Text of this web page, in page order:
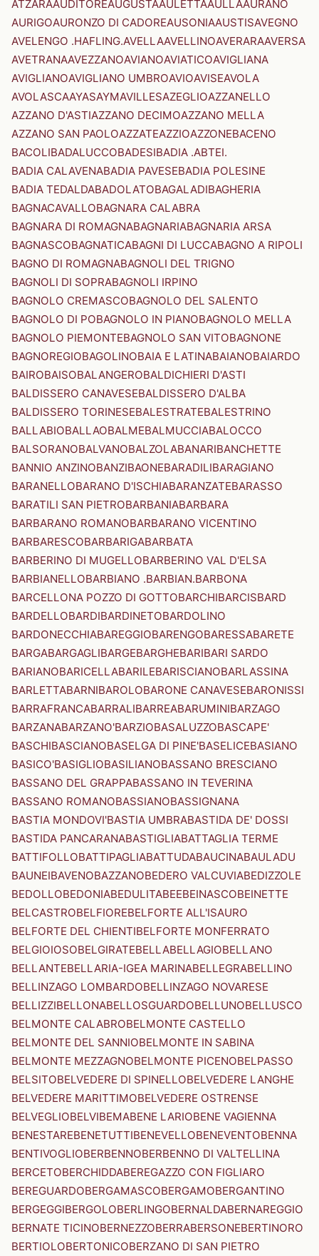
ATZARAAUDITOREAUGUSTAAULETTAAULLAAURANO
AURIGOAURONZO DI CADOREAUSONIAAUSTISAVEGNO
AVELENGO .HAFLING.AVELLAAVELLINOAVERARAAVERSA
AVETRANAAVEZZANOAVIANOAVIATICOAVIGLIANA
AVIGLIANOAVIGLIANO UMBROAVIOAVISEAVOLA
AVOLASCAAYASAYMAVILLESAZEGLIOAZZANELLO
AZZANO D'ASTIAZZANO DECIMOAZZANO MELLA
AZZANO SAN PAOLOAZZATEAZZIOAZZONEBACENO
BACOLIBADALUCCOBADESIBADIA .ABTEI.
BADIA CALAVENABADIA PAVESEBADIA POLESINE
BADIA TEDALDABADOLATOBAGALADIBAGHERIA
BAGNACAVALLOBAGNARA CALABRA
BAGNARA DI ROMAGNABAGNARIABAGNARIA ARSA
BAGNASCOBAGNATICABAGNI DI LUCCABAGNO A RIPOLI
BAGNO DI ROMAGNABAGNOLI DEL TRIGNO
BAGNOLI DI SOPRABAGNOLI IRPINO
BAGNOLO CREMASCOBAGNOLO DEL SALENTO
BAGNOLO DI POBAGNOLO IN PIANOBAGNOLO MELLA
BAGNOLO PIEMONTEBAGNOLO SAN VITOBAGNONE
BAGNOREGIOBAGOLINOBAIA E LATINABAIANOBAIARDO
BAIROBAISOBALANGEROBALDICHIERI D'ASTI
BALDISSERO CANAVESEBALDISSERO D'ALBA
BALDISSERO TORINESEBALESTRATEBALESTRINO
BALLABIOBALLAOBALMEBALMUCCIABALOCCO
BALSORANOBALVANOBALZOLABANARIBANCHETTE
BANNIO ANZINOBANZIBAONEBARADILIBARAGIANO
BARANELLOBARANO D'ISCHIABARANZATEBARASSO
BARATILI SAN PIETROBARBANIABARBARA
BARBARANO ROMANOBARBARANO VICENTINO
BARBARESCOBARBARIGABARBATA
BARBERINO DI MUGELLOBARBERINO VAL D'ELSA
BARBIANELLOBARBIANO .BARBIAN.BARBONA
BARCELLONA POZZO DI GOTTOBARCHIBARCISBARD
BARDELLOBARDIBARDINETOBARDOLINO
BARDONECCHIABAREGGIOBARENGOBARESSABARETE
BARGABARGAGLIBARGEBARGHEBARIBARI SARDO
BARIANOBARICELLABARILEBARISCIANOBARLASSINA
BARLETTABARNIBAROLOBARONE CANAVESEBARONISSI
BARRAFRANCABARRALIBARREABARUMINIBARZAGO
BARZANABARZANO'BARZIOBASALUZZOBASCAPE'
BASCHIBASCIANOBASELGA DI PINE'BASELICEBASIANO
BASICO'BASIGLIOBASILIANOBASSANO BRESCIANO
BASSANO DEL GRAPPABASSANO IN TEVERINA
BASSANO ROMANOBASSIANOBASSIGNANA
BASTIA MONDOVI'BASTIA UMBRABASTIDA DE' DOSSI
BASTIDA PANCARANABASTIGLIABATTAGLIA TERME
BATTIFOLLOBATTIPAGLIABATTUDABAUCINABAULADU
BAUNEIBAVENOBAZZANOBEDERO VALCUVIABEDIZZOLE
BEDOLLOBEDONIABEDULITABEEBEINASCOBEINETTE
BELCASTROBELFIOREBELFORTE ALL'ISAURO
BELFORTE DEL CHIENTIBELFORTE MONFERRATO
BELGIOIOSOBELGIRATEBELLABELLAGIOBELLANO
BELLANTEBELLARIA-IGEA MARINABELLEGRABELLINO
BELLINZAGO LOMBARDOBELLINZAGO NOVARESE
BELLIZZIBELLONABELLOSGUARDOBELLUNOBELLUSCO
BELMONTE CALABROBELMONTE CASTELLO
BELMONTE DEL SANNIOBELMONTE IN SABINA
BELMONTE MEZZAGNOBELMONTE PICENOBELPASSO
BELSITOBELVEDERE DI SPINELLOBELVEDERE LANGHE
BELVEDERE MARITTIMOBELVEDERE OSTRENSE
BELVEGLIOBELVIBEMABENE LARIOBENE VAGIENNA
BENESTAREBENETUTTIBENEVELLOBENEVENTOBENNA
BENTIVOGLIOBERBENNOBERBENNO DI VALTELLINA
BERCETOBERCHIDDABEREGAZZO CON FIGLIARO
BEREGUARDOBERGAMASCOBERGAMOBERGANTINO
BERGEGGIBERGOLOBERLINGOBERNALDABERNAREGGIO
BERNATE TICINOBERNEZZOBERRABERSONEBERTINORO
BERTIOLOBERTONICOBERZANO DI SAN PIETRO